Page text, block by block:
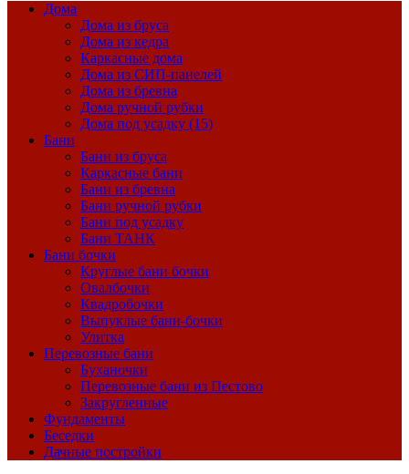
Дома
Дома из бруса
Дома из кедра
Каркасные дома
Дома из СИП-панелей
Дома из бревна
Дома ручной рубки
Дома под усадку (15)
Бани
Бани из бруса
Каркасные бани
Бани из бревна
Бани ручной рубки
Бани под усадку
Бани ТАНК
Бани бочки
Круглые бани бочки
Овалбочки
Квадробочки
Выпуклые бани-бочки
Улитка
Перевозные бани
Буханочки
Перевозные бани из Пестово
Закругленные
Фундаменты
Беседки
Дачные постройки